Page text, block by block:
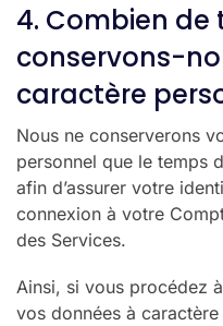
4. Combien de
conservons-
caractère
Nous ne conserverons
personnel que le temps
afin d’assurer votre
connexion à votre
des Services.
Ainsi, si vous procédez
vos données à